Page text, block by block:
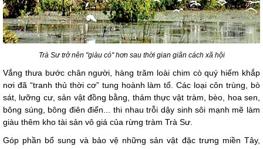
Trà Sư trở nên "giàu có" hơn sau thời gian giãn cách xã hội
Vắng thưa bước chân người, hàng trăm loài chim cò quý hiếm khắp
nơi đã “tranh thủ thời cơ” tung hoành làm tổ. Các loại côn trùng, bò
sát, lưỡng cư, sản vật đồng bằng, thảm thực vật tràm, bèo, hoa sen,
bông súng, bông điên điển... thi nhau trỗi dậy sinh sôi mạnh mẽ làm
giàu thêm kho tài sản vô giá của rừng tràm Trà Sư.
Góp phần bổ sung và bảo vệ những sản vật đặc trưng miền Tây,